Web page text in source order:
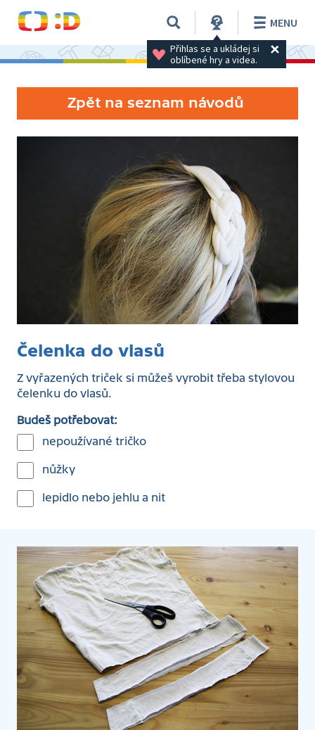
Přihlas se a ukládej si
oblíbené hry a videa.
MENU
Zpět na seznam návodů
Čelenka do vlasů
Z vyřazených triček si můžeš vyrobit třeba stylovou
čelenku do vlasů.
Budeš potřebovat:
nepoužívané tričko
nůžky
lepidlo nebo jehlu a nit